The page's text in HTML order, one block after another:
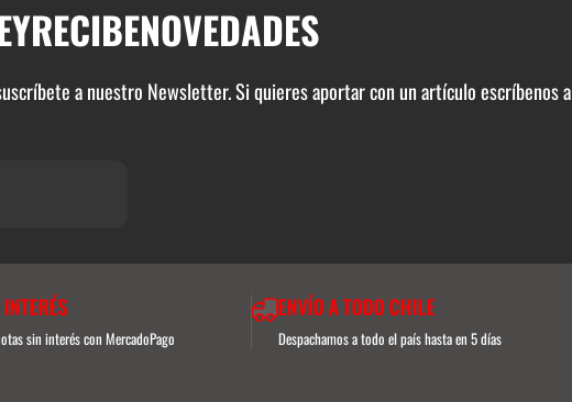
YRECIBENOVEDADES
a nuestro Newsletter. Si quieres aportar con un artículo escríbenos a
sin interés con MercadoPago
ENVÍO A TODO CHILE
Despachamos a todo el país hasta en 5 días